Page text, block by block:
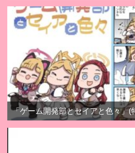
「ゲーム開発部とセイアと色々」(